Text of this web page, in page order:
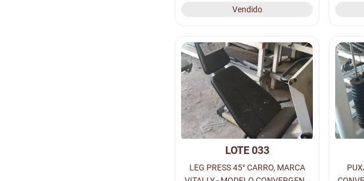
Vendido
LOTE 033
LEG PRESS 45° CARRO, MARCA